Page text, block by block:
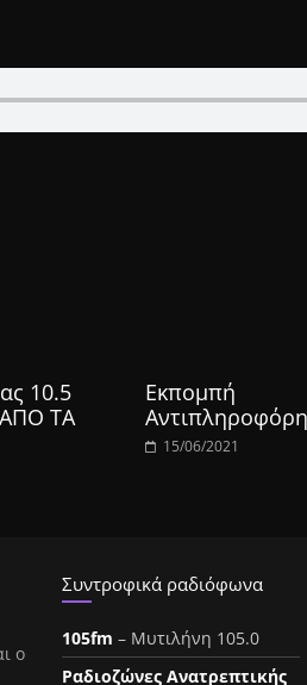
10.5
ΤΑ
Εκπομπή
15/06/2021
ο
Συντροφικά ραδιόφωνα
105fm – Μυτιλήνη 105.0
Ραδιοζώνες Ανατρεπτικής